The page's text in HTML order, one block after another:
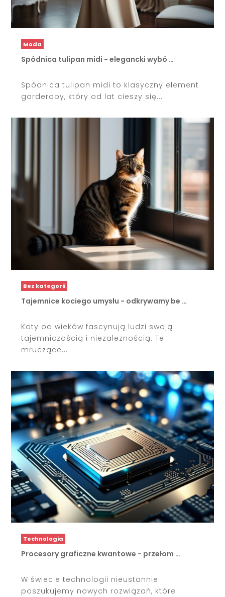
Moda
Spódnica tulipan midi - elegancki wybó …
Spódnica tulipan midi to klasyczny element
garderoby, który od lat cieszy się...
Bez kategorii
Tajemnice kociego umysłu - odkrywamy be …
Koty od wieków fascynują ludzi swoją
tajemniczością i niezależnością. Te
mruczące...
Technologia
Procesory graficzne kwantowe - przełom …
W świecie technologii nieustannie
poszukujemy nowych rozwiązań, które